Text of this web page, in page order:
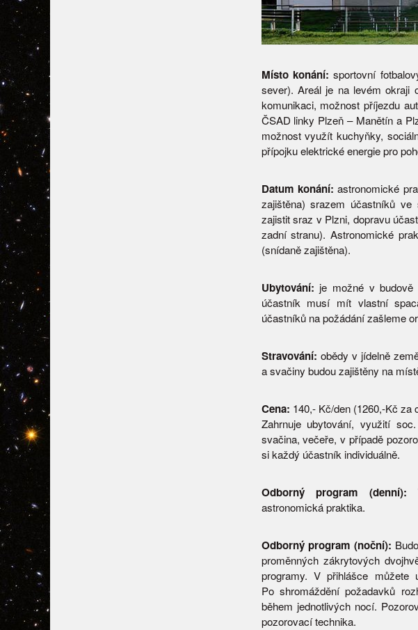
Místo konání: sportovní
sever). Areál je na levém okraji
komunikaci, možnost příjezdu
ČSAD linky Plzeň – Manětín a
možnost využít kuchyňky,
přípojku elektrické energie pro
Datum konání: astronomické
zajištěna) srazem účastníků
zajistit sraz v Plzni, dopravu
zadní stranu). Astronomické
(snídaně zajištěna).
Ubytování: je možné v budově
účastník musí mít vlastní
účastníků na požádání zašleme
Stravování: obědy v jídelně
a svačiny budou zajištěny na
Cena: 140,- Kč/den (1260,-Kč za
Zahrnuje ubytování, využití
svačina, večeře, v případě
si každý účastník individuálně.
Odborný program (denní):
astronomická praktika.
Odborný program (noční):
proměnných zákrytových
programy. V přihlášce můžete
Po shromáždění požadavků
během jednotlivých nocí.
pozorovací technika.